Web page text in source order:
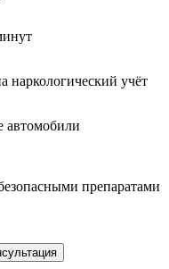
наркологический учёт
автомобили
препаратами